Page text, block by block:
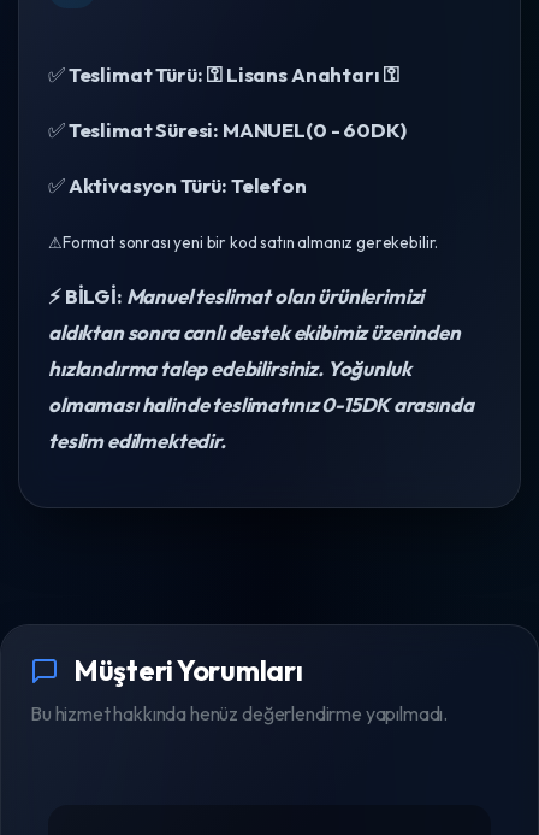
✅Teslimat Türü: ⚿ Lisans Anahtarı ⚿
✅Teslimat Süresi: MANUEL(0 - 60DK)
✅Aktivasyon Türü: Telefon
⚠Format sonrası yeni bir kod satın almanız gerekebilir.
⚡ BİLGİ: Manuel teslimat olan ürünlerimizi
aldıktan sonra canlı destek ekibimiz üzerinden
hızlandırma talep edebilirsiniz. Yoğunluk
olmaması halinde teslimatınız 0-15DK arasında
teslim edilmektedir.
Müşteri Yorumları
Bu hizmet hakkında henüz değerlendirme yapılmadı.